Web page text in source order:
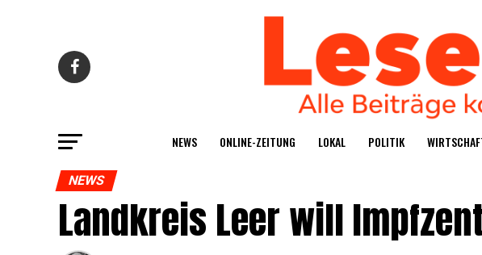
NEWS ONLINE-ZEI­TUNG LOKAL POLI­TIK
NEWS
Land­kreis Leer will